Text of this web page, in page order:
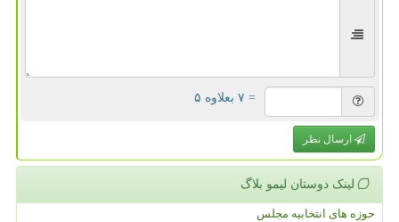
= ۷ بعلاوه ۵
ارسال نظر
لینک دوستان لیمو بلاگ
حوزه های انتخابیه مجلس